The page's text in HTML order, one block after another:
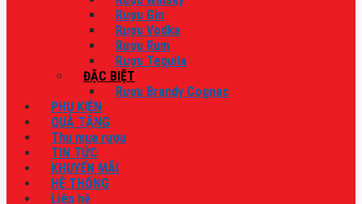
Rượu Gin
Rượu Vodka
Rượu Rum
Rượu Tequila
ĐẶC BIỆT
Rượu Brandy Cognac
PHỤ KIỆN
QUÀ TẶNG
Thu mua rượu
TIN TỨC
KHUYẾN MÃI
HỆ THỐNG
Liên hệ